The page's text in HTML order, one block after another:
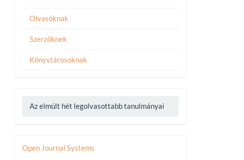
Olvasóknak
Szerzőknek
Könyvtárosoknak
Az elmúlt hét legolvasottabb tanulmányai
Developed
Open Journal Systems